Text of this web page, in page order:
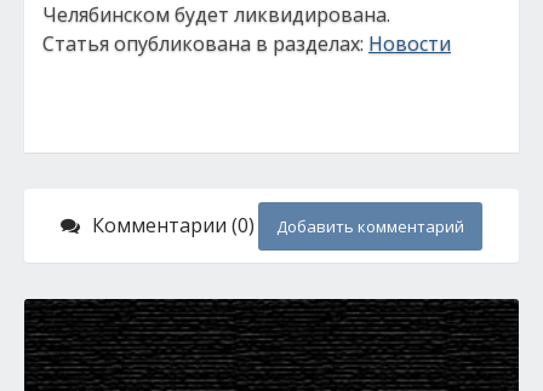
Челябинском будет ликвидирована.
Статья опубликована в разделах: Новости
Комментарии (0) Добавить комментарий